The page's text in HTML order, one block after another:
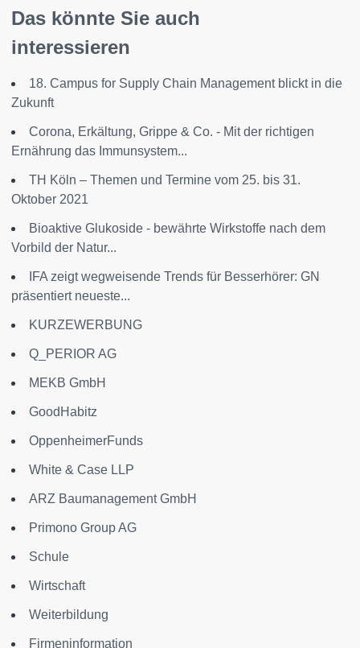
Das könnte Sie auch
interessieren
18. Campus for Supply Chain Management blickt in die
Zukunft
Corona, Erkältung, Grippe & Co. - Mit der richtigen
Ernährung das Immunsystem...
TH Köln – Themen und Termine vom 25. bis 31.
Oktober 2021
Bioaktive Glukoside - bewährte Wirkstoffe nach dem
Vorbild der Natur...
IFA zeigt wegweisende Trends für Besserhörer: GN
präsentiert neueste...
KURZEWERBUNG
Q_PERIOR AG
MEKB GmbH
GoodHabitz
OppenheimerFunds
White & Case LLP
ARZ Baumanagement GmbH
Primono Group AG
Schule
Wirtschaft
Weiterbildung
Firmeninformation